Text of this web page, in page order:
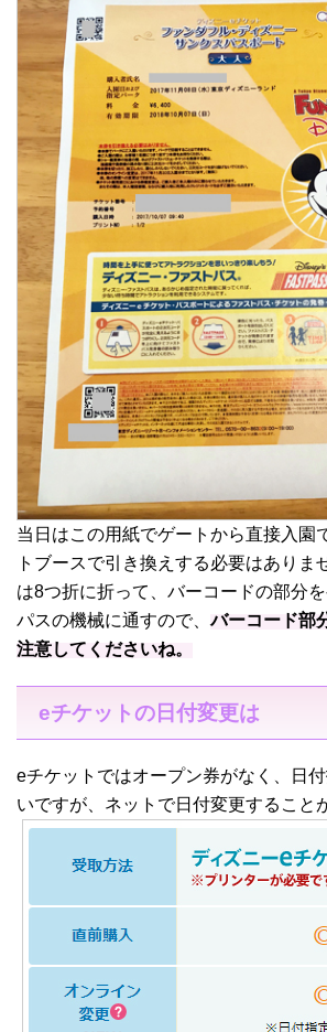
当日はこの用紙でゲートから直接入園
トブースで引き換えする必要はありま
は8つ折に折って、バーコードの部分
パスの機械に通すので、バーコード部
注意してくださいね。
eチケットの日付変更は
eチケットではオープン券がなく、日
いですが、ネットで日付変更すること